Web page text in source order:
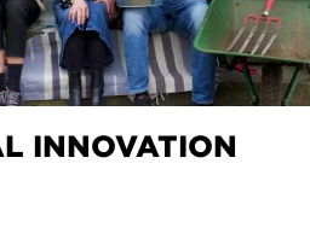
INNOVATION